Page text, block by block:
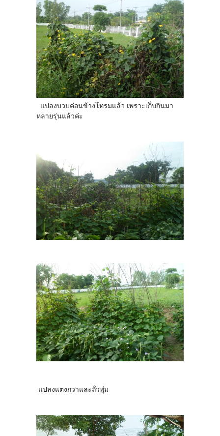
แปลงบวบค่อนข้างโทรมแล้ว เพราะเก็บกินมา
หลายรุ่นแล้วค่ะ
แปลงแตงกวาและถั่วพุ่ม